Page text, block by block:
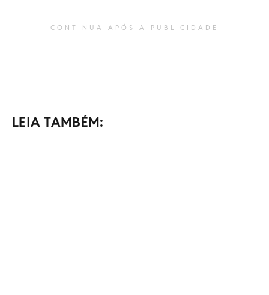
CONTINUA APÓS A PUBLICIDADE
LEIA TAMBÉM: